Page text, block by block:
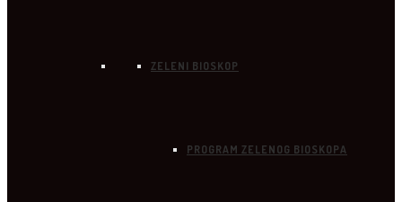
ZELENI BIOSKOP
PROGRAM ZELENOG BIOSKOPA